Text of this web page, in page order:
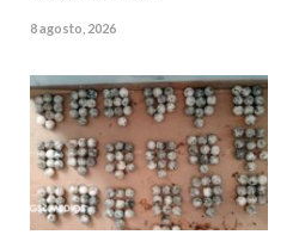
8 agosto, 2026